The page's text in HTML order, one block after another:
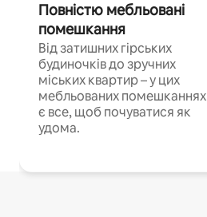
Повністю мебльовані
помешкання
Від затишних гірських
будиночків до зручних
міських квартир – у цих
мебльованих помешканнях
є все, щоб почуватися як
удома.